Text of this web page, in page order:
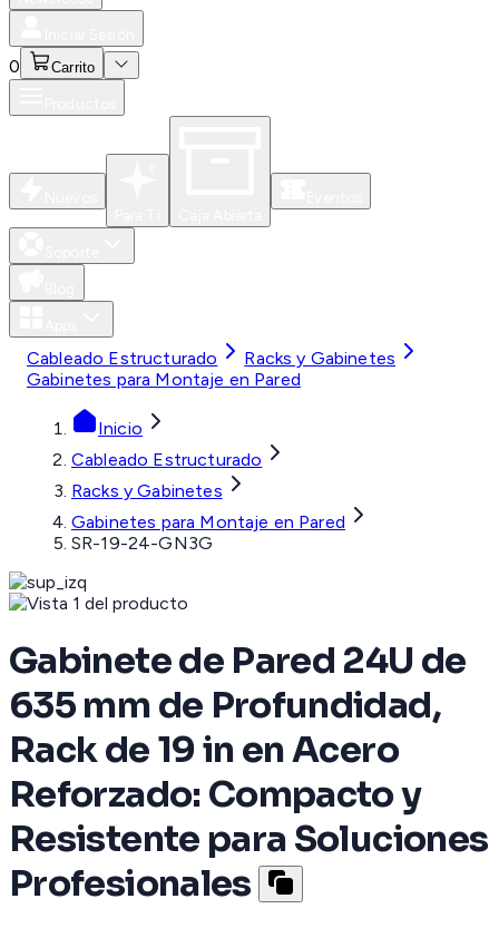
0 Carrito
Cableado Estructurado
Racks y Gabinetes
Gabinetes para Montaje en Pared
Inicio
Cableado Estructurado
Racks y Gabinetes
Gabinetes para Montaje en Pared
SR-19-24-GN3G
Gabinete de Pared 24U de
635 mm de Profundidad,
Rack de 19 in en Acero
Reforzado: Compacto y
Resistente para Soluciones
Profesionales